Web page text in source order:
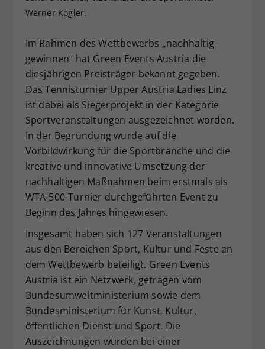
Werner Kogler.
Im Rahmen des Wettbewerbs „nachhaltig
gewinnen“ hat Green Events Austria die
diesjährigen Preisträger bekannt gegeben.
Das Tennisturnier Upper Austria Ladies Linz
ist dabei als Siegerprojekt in der Kategorie
Sportveranstaltungen ausgezeichnet worden.
In der Begründung wurde auf die
Vorbildwirkung für die Sportbranche und die
kreative und innovative Umsetzung der
nachhaltigen Maßnahmen beim erstmals als
WTA-500-Turnier durchgeführten Event zu
Beginn des Jahres hingewiesen.
Insgesamt haben sich 127 Veranstaltungen
aus den Bereichen Sport, Kultur und Feste an
dem Wettbewerb beteiligt. Green Events
Austria ist ein Netzwerk, getragen vom
Bundesumweltministerium sowie dem
Bundesministerium für Kunst, Kultur,
öffentlichen Dienst und Sport. Die
Auszeichnungen wurden bei einer
Zweck
Dieser Wert speichert Ihre Consent-
zufällig generierte ID, für die
historische Speicherung Ihrer
Webseiten-Betreiber dies eingestellt
hat.